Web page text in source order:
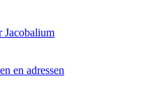
Jacobalium
en adressen